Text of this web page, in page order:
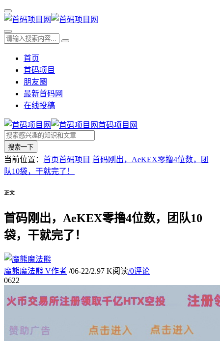
首页
首码项目
朋友圈
最新首码网
在线投稿
首码项目网
搜索一下
当前位置： 首页首码项目 首码刚出，AeKEX零撸4位数，团
队10袋，干就完了！
正文
首码刚出，AeKEX零撸4位数，团队10
袋，干就完了！
魔熊魔法熊 V作者 /06-22/2.97 K阅读/0评论
0622